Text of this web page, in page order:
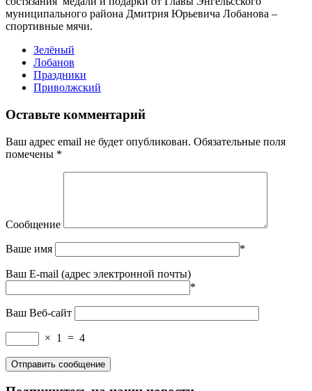
муниципального района Дмитрия Юрьевича Лобанова –
спортивные мячи.
Зелёный
Лобанов
Праздники
Приволжский
Оставьте комментарий
Ваш адрес email не будет опубликован. Обязательные поля
помечены *
Сообщение
Ваше имя *
Ваш E-mail (адрес электронной почты)
*
Ваш Веб-сайт
× 1 = 4